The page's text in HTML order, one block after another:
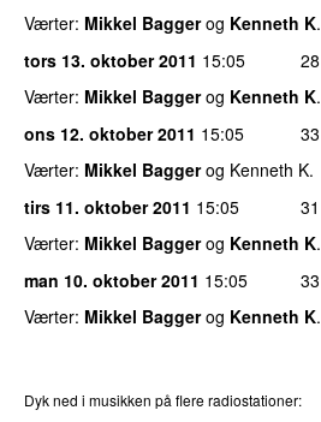
Værter: Mikkel Baggerog Kenneth K.
tors 13. oktober 2011 15:05
28
Værter: Mikkel Baggerog Kenneth K.
ons 12. oktober 2011 15:05
33
Værter: Mikkel Baggerog Kenneth K.
tirs 11. oktober 2011 15:05
31
Værter: Mikkel Baggerog Kenneth K.
man 10. oktober 2011 15:05
33
Værter: Mikkel Baggerog Kenneth K.
Dyk ned i musikken på flere radiostationer: